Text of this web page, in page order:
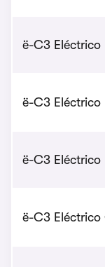
ë-C3 Eléctrico
ë-C3 Eléctrico
ë-C3 Eléctrico
ë-C3